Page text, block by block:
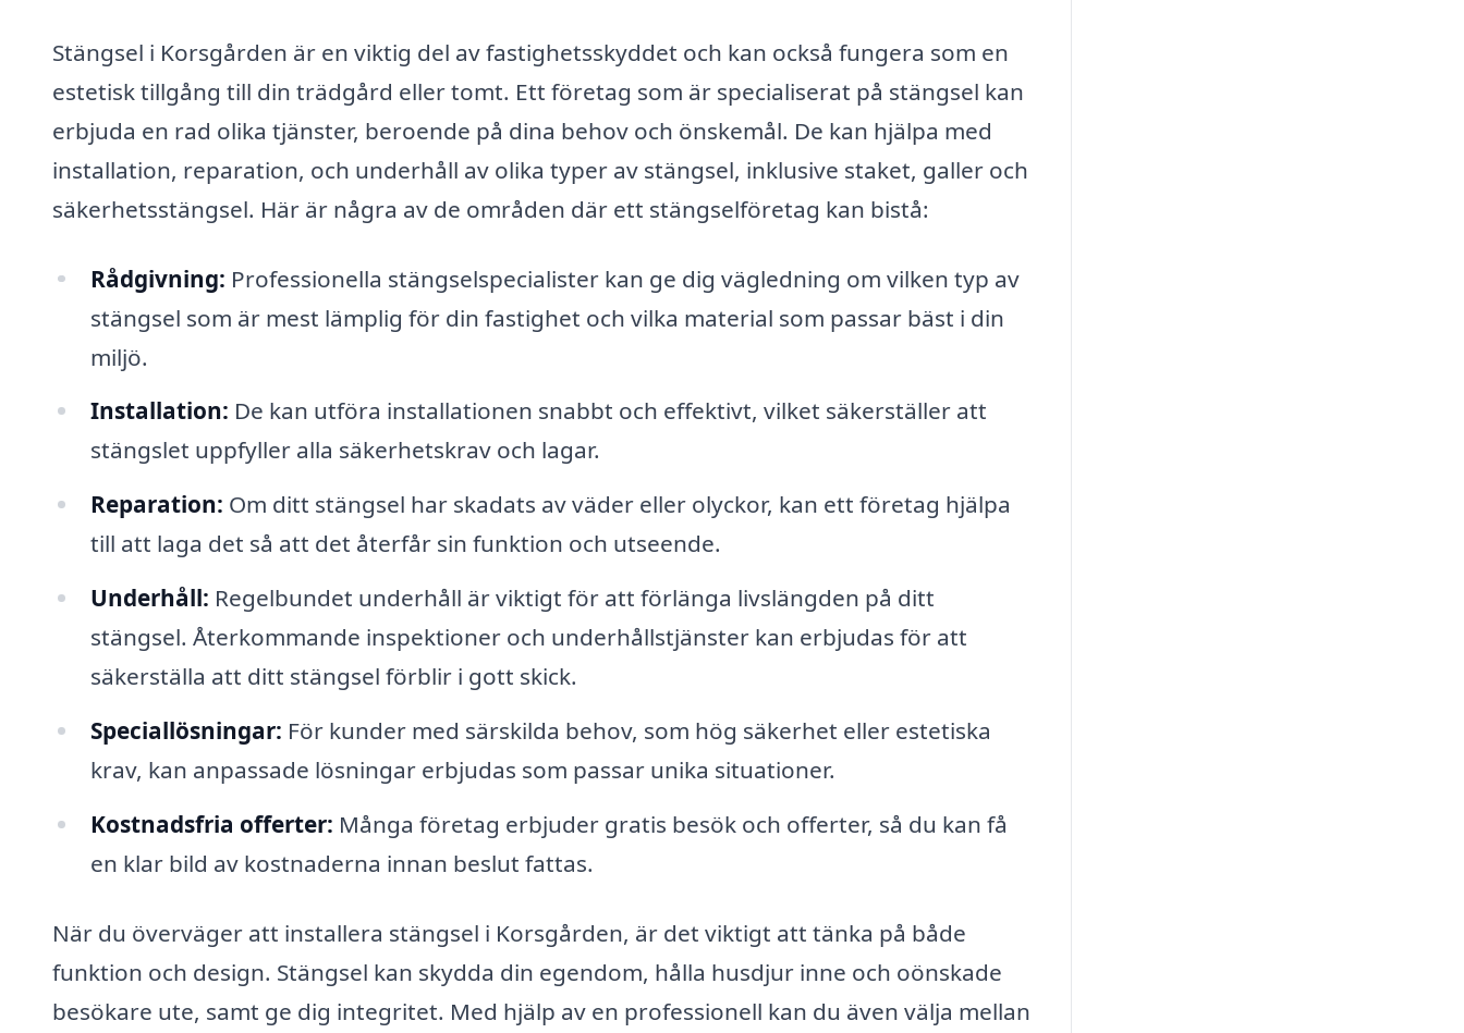
Stängsel i Korsgården är en viktig del av fastighetsskyddet och kan också fungera som en
estetisk tillgång till din trädgård eller tomt. Ett företag som är specialiserat på stängsel kan
erbjuda en rad olika tjänster, beroende på dina behov och önskemål. De kan hjälpa med
installation, reparation, och underhåll av olika typer av stängsel, inklusive staket, galler och
säkerhetsstängsel. Här är några av de områden där ett stängselföretag kan bistå:
Rådgivning: Professionella stängselspecialister kan ge dig vägledning om vilken typ av
stängsel som är mest lämplig för din fastighet och vilka material som passar bäst i din
miljö.
Installation: De kan utföra installationen snabbt och effektivt, vilket säkerställer att
stängslet uppfyller alla säkerhetskrav och lagar.
Reparation: Om ditt stängsel har skadats av väder eller olyckor, kan ett företag hjälpa
till att laga det så att det återfår sin funktion och utseende.
Underhåll: Regelbundet underhåll är viktigt för att förlänga livslängden på ditt
stängsel. Återkommande inspektioner och underhållstjänster kan erbjudas för att
säkerställa att ditt stängsel förblir i gott skick.
Speciallösningar: För kunder med särskilda behov, som hög säkerhet eller estetiska
krav, kan anpassade lösningar erbjudas som passar unika situationer.
Kostnadsfria offerter: Många företag erbjuder gratis besök och offerter, så du kan få
en klar bild av kostnaderna innan beslut fattas.
När du överväger att installera stängsel i Korsgården, är det viktigt att tänka på både
funktion och design. Stängsel kan skydda din egendom, hålla husdjur inne och oönskade
besökare ute, samt ge dig integritet. Med hjälp av en professionell kan du även välja mellan